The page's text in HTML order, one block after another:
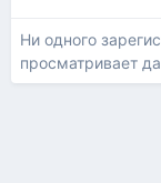
Ни одного
просматривает